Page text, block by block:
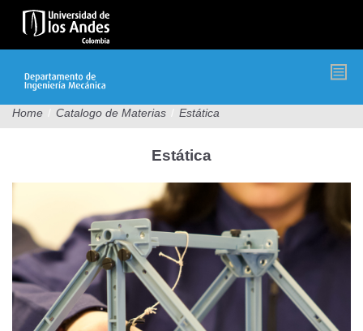
Pasar
contenido
Home / Catalogo de Materias / Estática
Estática
Estatica.jpg